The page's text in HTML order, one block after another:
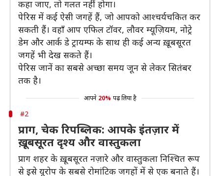
कहा जाए, तो गलत नहीं होगा।
पेरिस में कई ऐसी जगहें हैं, जो आपको आश्चर्यचकित कर
सकती हैं। वहाँ आप एफिल टॉवर, लौवर म्यूज़ियम, नोट्रे
डेम और आर्क डे ट्रायम्फ के साथ ही कई अन्य ख़ूबसूरत
जगहें भी देख सकते हैं।
पेरिस जानें का सबसे अच्छा समय जून से लेकर सितंबर
तक है।
आपने 20% पढ़ लिया है
#2
प्राग, चेक रिपब्लिक: आपके इंतज़ार में
ख़ूबसूरत दृश्य और वास्तुकला
प्राग शहर के ख़ूबसूरत नज़ारे और वास्तुकला निश्चित रूप
से इसे यूरोप के सबसे रोमांटिक जगहों में से एक बनाते हैं।